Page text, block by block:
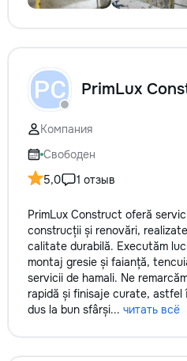
PC PrimLux
Компания
Свободен
5,0
1 отзыв
PrimLux Construct oferă
construcții și renovări,
calitate durabilă. Executăm
montaj gresie și faianță,
servicii de hamali. Ne
rapidă și finisaje curate,
dus la bun sfârși... читать всё